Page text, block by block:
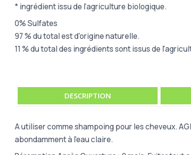
* ingrédient issu de l’agriculture biologique.
0% Sulfates
97 % du total est d'origine naturelle.
11 % du total des ingrédients sont issus de
DESCRIPTION
A utiliser comme shampoing pour les cheveux.
abondamment à l’eauclaire.